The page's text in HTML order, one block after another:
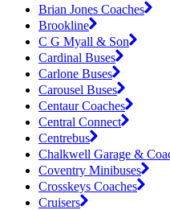
Brian Jones Coaches
Brookline
C G Myall & Son
Cardinal Buses
Carlone Buses
Carousel Buses
Centaur Coaches
Central Connect
Centrebus
Chalkwell Garage &
Coventry Minibuses
Crosskeys Coaches
Cruisers